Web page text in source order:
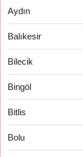
Aydın
Balıkesir
Bilecik
Bingöl
Bitlis
Bolu